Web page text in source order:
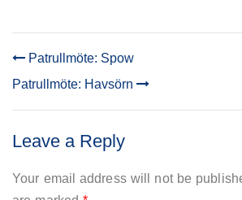
POST
NAVIGATION
Patrullmöte: Spow
Patrullmöte: Havsörn
Leave a Reply
Your email address will not be